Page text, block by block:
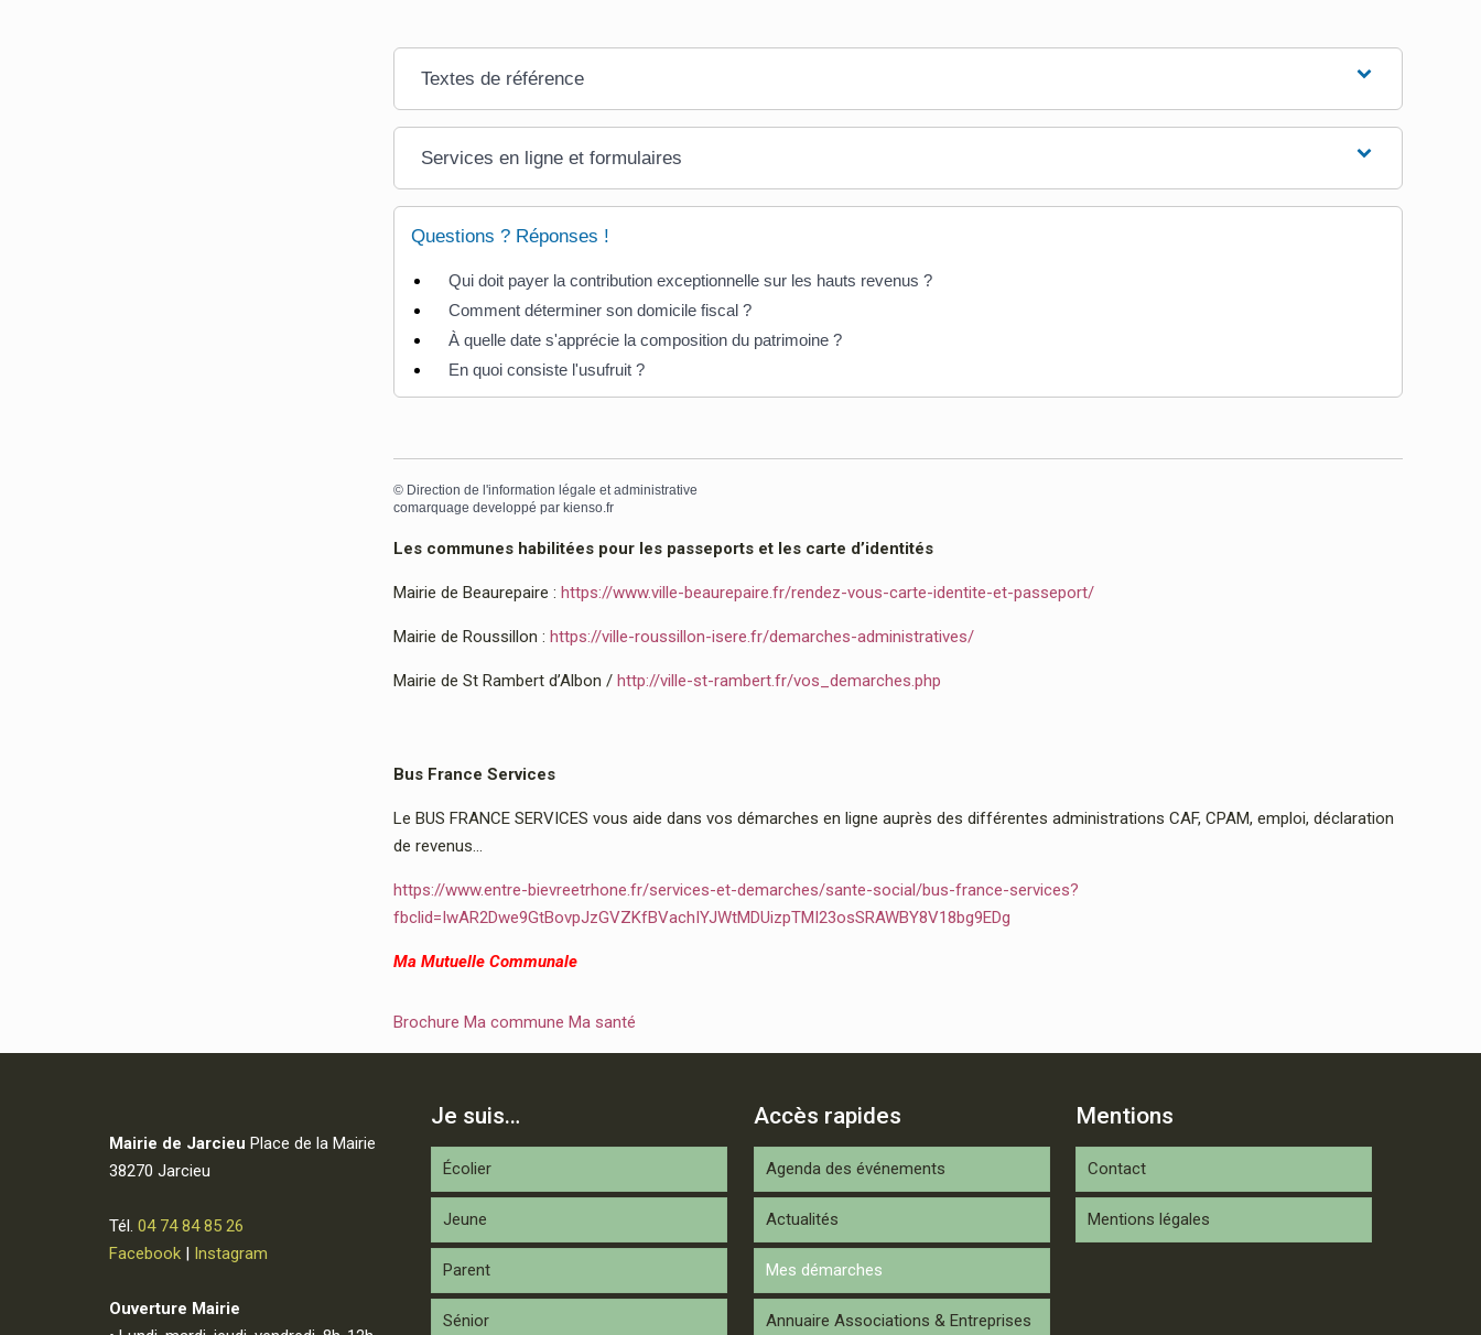
Textes de référence
Services en ligne et formulaires
Questions ? Réponses !
Qui doit payer la contribution exceptionnelle sur les hauts revenus ?
Comment déterminer son domicile fiscal ?
À quelle date s'apprécie la composition du patrimoine ?
En quoi consiste l'usufruit ?
© Direction de l'information légale et administrative
comarquage developpé par kienso.fr
Les communes habilitées pour les passeports et les carte d’identités
Mairie de Beaurepaire : https://www.ville-beaurepaire.fr/rendez-vous-carte-identite-et-passeport/
Mairie de Roussillon : https://ville-roussillon-isere.fr/demarches-administratives/
Mairie de St Rambert d’Albon / http://ville-st-rambert.fr/vos_demarches.php
Bus France Services
Le BUS FRANCE SERVICES vous aide dans vos démarches en ligne auprès des différentes administrations CAF, CPAM, emploi, déclaration
de revenus…
https://www.entre-bievreetrhone.fr/services-et-demarches/sante-social/bus-france-services?
fbclid=IwAR2Dwe9GtBovpJzGVZKfBVachIYJWtMDUizpTMI23osSRAWBY8V18bg9EDg
Ma Mutuelle Communale
Brochure Ma commune Ma santé
Mairie de Jarcieu Place de la Mairie
38270 Jarcieu
Tél. 04 74 84 85 26
Facebook| Instagram
Ouverture Mairie
Je suis…
Écolier
Jeune
Parent
Sénior
Accès rapides
Agenda des événements
Actualités
Mes démarches
Annuaire Associations & Entreprises
Mentions
Contact
Mentions légales